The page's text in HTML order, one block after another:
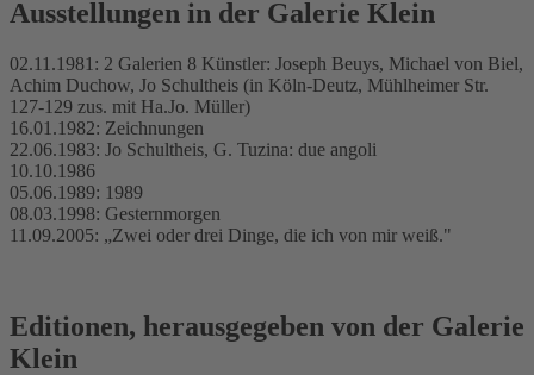
Ausstellungen in der Galerie Klein
02.11.1981: 2 Galerien 8 Künstler: Joseph Beuys, Michael von Biel,
Achim Duchow, Jo Schultheis (in Köln-Deutz, Mühlheimer Str.
127-129 zus. mit Ha.Jo. Müller)
16.01.1982: Zeichnungen
22.06.1983: Jo Schultheis, G. Tuzina: due angoli
10.10.1986
05.06.1989: 1989
08.03.1998: Gesternmorgen
11.09.2005: „Zwei oder drei Dinge, die ich von mir weiß."
Editionen, herausgegeben von der Galerie
Klein